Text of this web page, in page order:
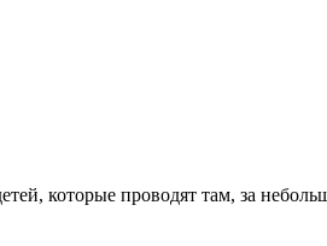
которые проводят там, за